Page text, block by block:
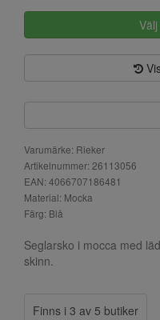
Varumärke: Rieker
Artikelnummer: 26113056
EAN: 4066707186481
Material: Mocka
Färg: Blå
Seglarsko i mocca med
skinn.
Finns i 3 av 5 butiker